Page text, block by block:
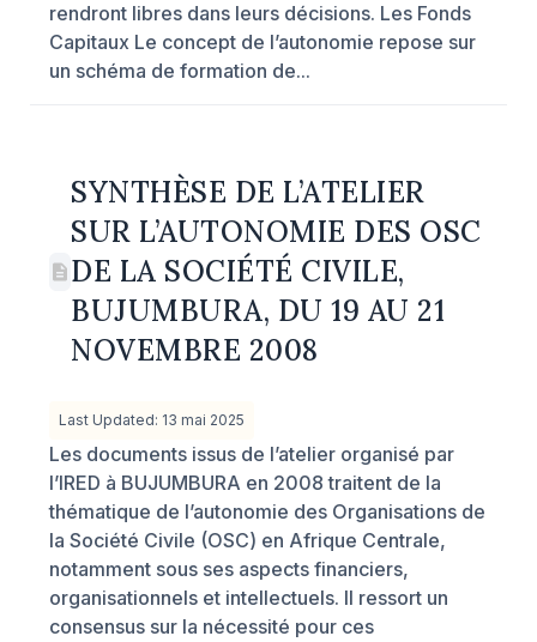
rendront libres dans leurs décisions. Les Fonds
Capitaux Le concept de l’autonomie repose sur
un schéma de formation de...
SYNTHÈSE DE L’ATELIER
SUR L’AUTONOMIE DES OSC
DE LA SOCIÉTÉ CIVILE,
BUJUMBURA, DU 19 AU 21
NOVEMBRE 2008
Last Updated: 13 mai 2025
Les documents issus de l’atelier organisé par
l’IRED à BUJUMBURA en 2008 traitent de la
thématique de l’autonomie des Organisations de
la Société Civile (OSC) en Afrique Centrale,
notamment sous ses aspects financiers,
organisationnels et intellectuels. Il ressort un
consensus sur la nécessité pour ces